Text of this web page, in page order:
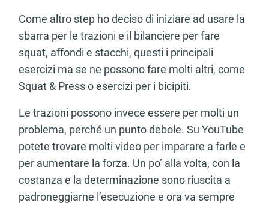
Come altro step ho deciso di iniziare ad usare la
sbarra per le trazioni e il bilanciere per fare
squat, affondi e stacchi, questi i principali
esercizi ma se ne possono fare molti altri, come
Squat & Press o esercizi per i bicipiti.
Le trazioni possono invece essere per molti un
problema, perché un punto debole. Su YouTube
potete trovare molti video per imparare a farle e
per aumentare la forza. Un po’ alla volta, con la
costanza e la determinazione sono riuscita a
padroneggiarne l’esecuzione e ora va sempre